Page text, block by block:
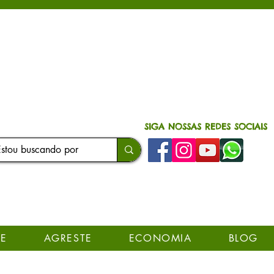
SIGA NOSSAS REDES SOCIAIS
AGRESTE ECONOMIA BLOG